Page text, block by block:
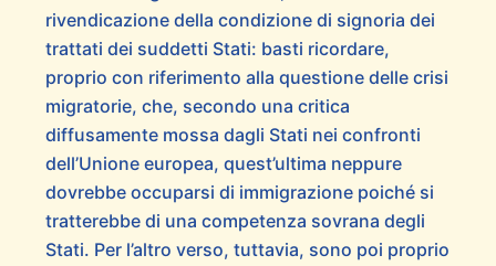
rivendicazione della condizione di signoria dei
trattati dei suddetti Stati: basti ricordare,
proprio con riferimento alla questione delle crisi
migratorie, che, secondo una critica
diffusamente mossa dagli Stati nei confronti
dell’Unione europea, quest’ultima neppure
dovrebbe occuparsi di immigrazione poiché si
tratterebbe di una competenza sovrana degli
Stati. Per l’altro verso, tuttavia, sono poi proprio